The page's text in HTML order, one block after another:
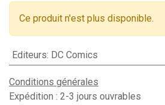
Ce produit n'est plus disponible.
Editeurs: DC Comics
Conditions générales
Expédition : 2-3 jours ouvrables